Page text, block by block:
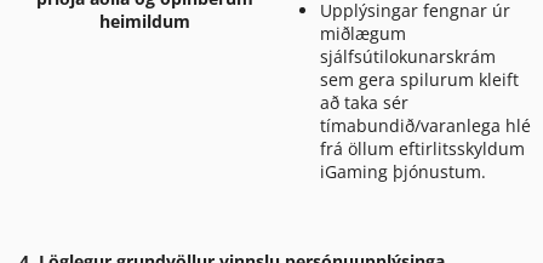
heimildum
Upplýsingar fengnar úr
miðlægum
sjálfsútilokunarskrám
sem gera spilurum kleift
að taka sér
tímabundið/varanlega hlé
frá öllum eftirlitsskyldum
iGaming þjónustum.